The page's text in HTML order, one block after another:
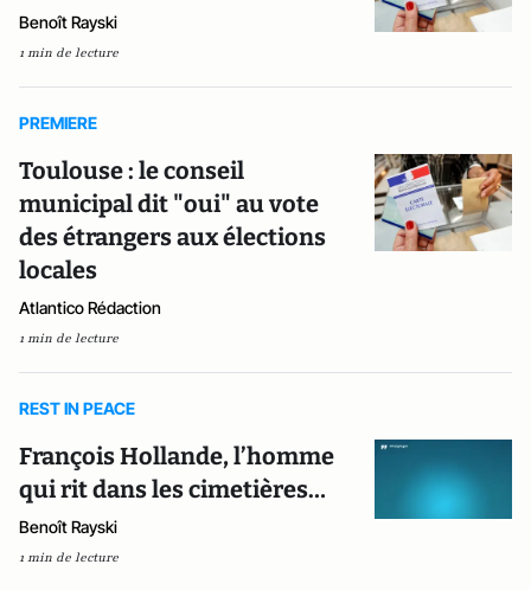
Benoît Rayski
1 min de lecture
PREMIERE
Toulouse : le conseil
municipal dit "oui" au vote
des étrangers aux élections
locales
Atlantico Rédaction
1 min de lecture
REST IN PEACE
François Hollande, l’homme
qui rit dans les cimetières…
Benoît Rayski
1 min de lecture